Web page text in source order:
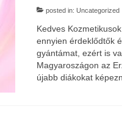
posted in: Uncategorized
Kedves
ennyien érdeklődtők
gyántámat, ezért is
Magyaroszágon az
újabb diákokat